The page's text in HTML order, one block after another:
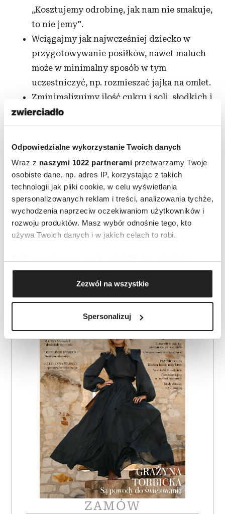
Odpowiedzialne wykorzystanie Twoich danych
Wraz z naszymi 1022 partnerami przetwarzamy Twoje
osobiste dane, np. adres IP, korzystając z takich
technologii jak pliki cookie, w celu wyświetlania
spersonalizowanych reklam i treści, analizowania tychże,
wychodzenia naprzeciw oczekiwaniom użytkowników i
rozwoju produktów. Masz wybór odnośnie tego, kto
używa Twoich danych i w jakich celach to robi.
Gromadzić dane dotyczące Twojej lokalizacji
geograficznej z dokładnością nawet do kilku metrów
Identyfikować Twoje urządzenie, aktywnie
(fingerprinting, czyli wirtualny odcisk palca)
dane są przetwarzane oraz ustaw własne preferencje w
sekcji szczegółów
. W Deklaracji plików cookie możesz
zmienić lub wycofać swoją zgodę w dowolnej chwili.
Wykorzystujemy pliki cookie do spersonalizowania treści
i reklam, aby oferować funkcje społecznościowe i
analizować ruch w naszej witrynie. Informacje o tym, jak
korzystasz z naszej witryny, udostępniamy partnerom
społecznościowym, reklamowym i analitycznym.
Partnerzy mogą połączyć te informacje z innymi danymi
otrzymanymi od Ciebie lub uzyskanymi podczas
korzystania z ich usług.
Zezwól na wszystkie
Spersonalizuj
„Kosztujemy odrobinę, jak nam nie smakuje,
to nie jemy".
Wciągajmy jak najwcześniej dziecko w
przygotowywanie posiłków, nawet maluch
może w minimalny sposób w tym
uczestniczyć, np. rozmieszać jajka na omlet.
Zminimalizujmy ilość cukru i soli, słodkich i
słonych gotowych przekąsek.
ZAMÓW